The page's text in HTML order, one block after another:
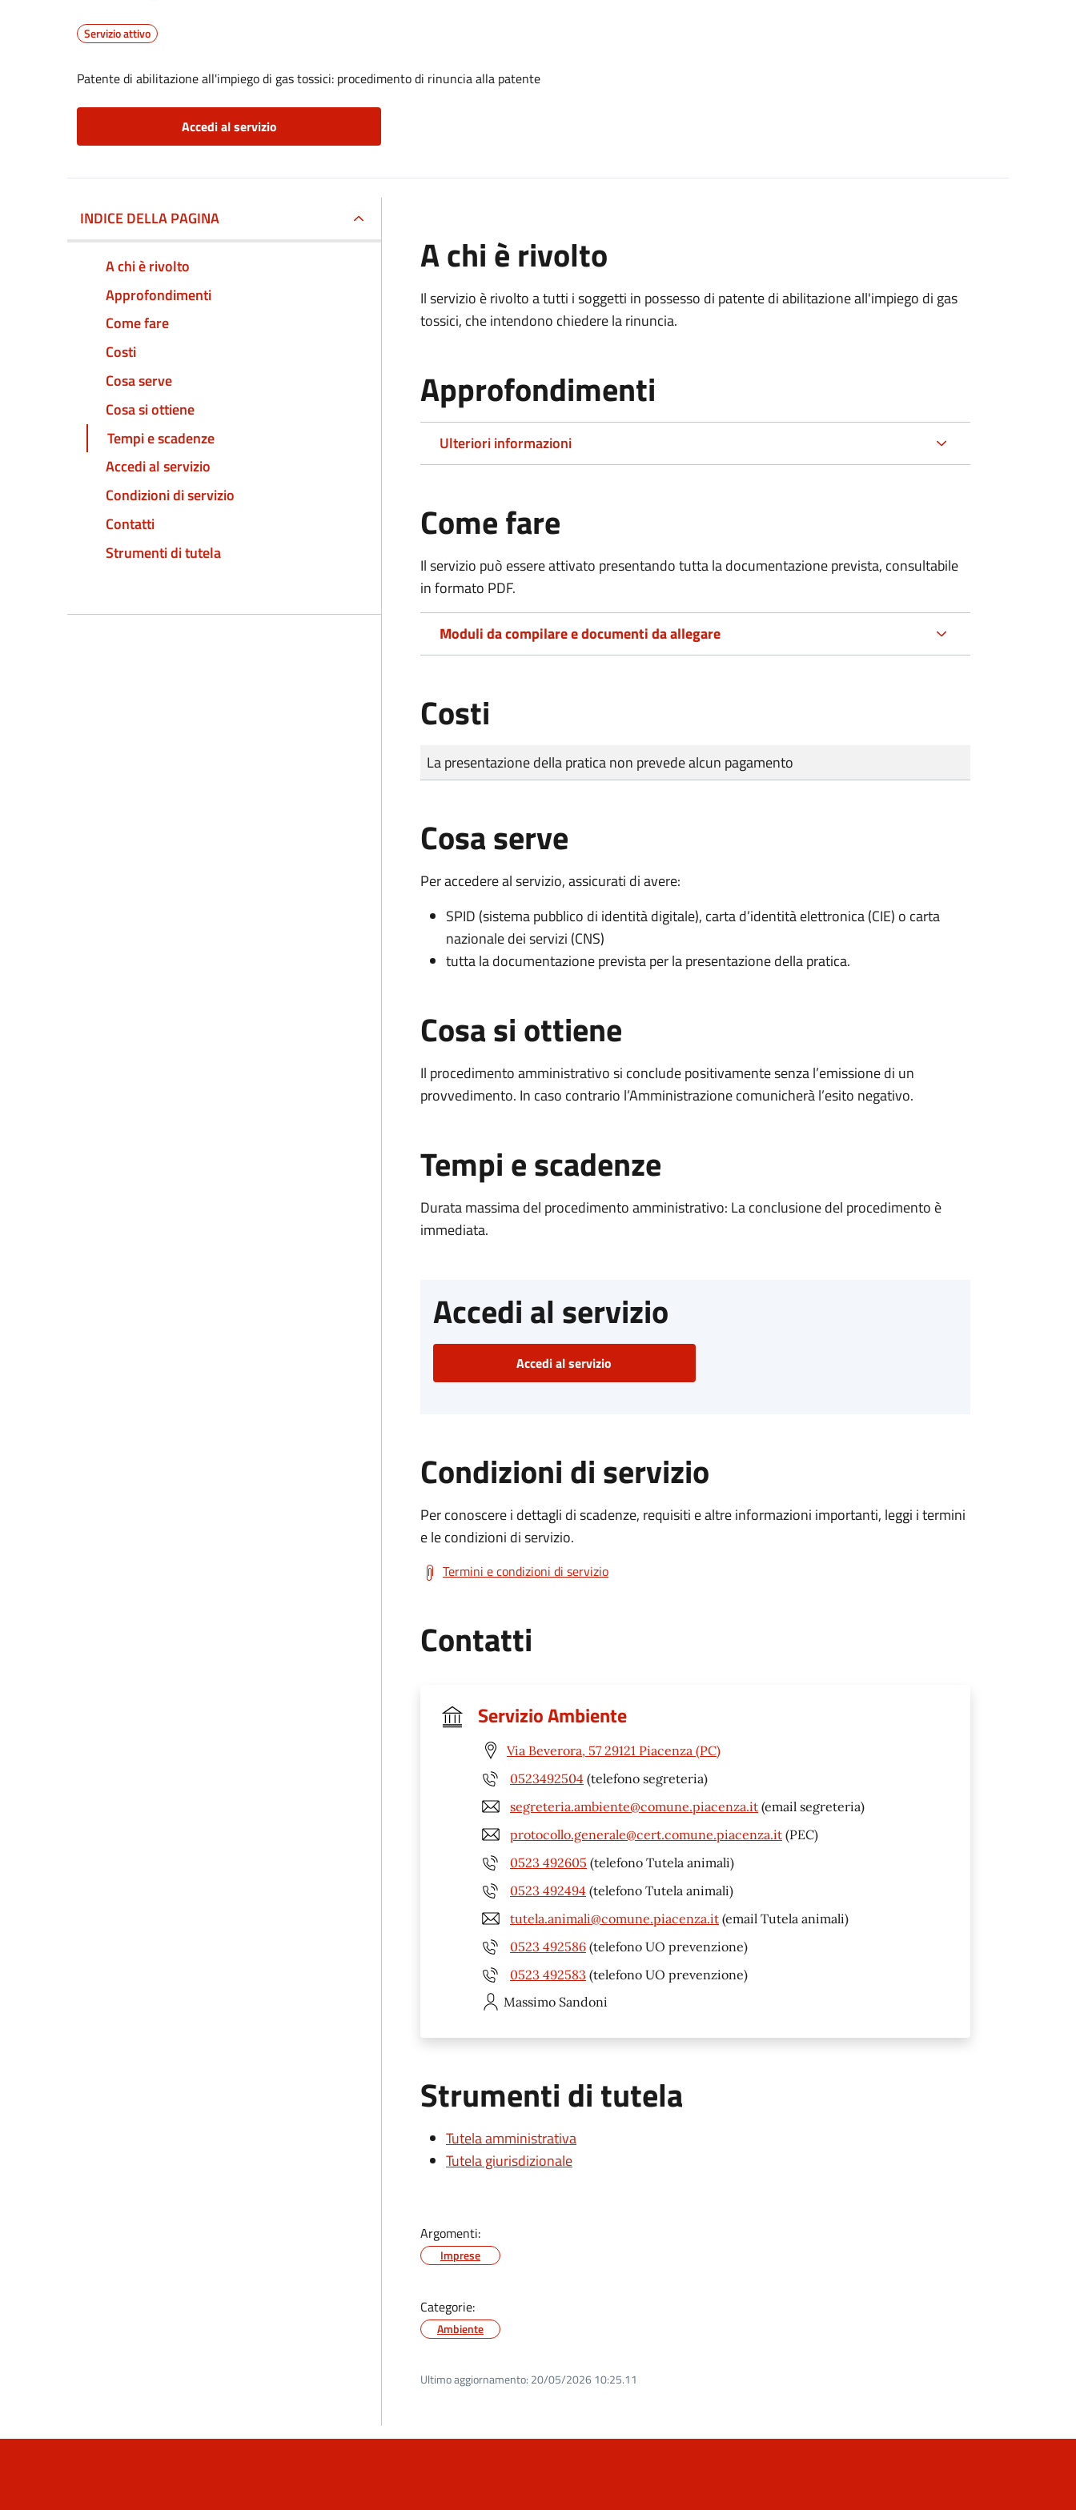
Servizio attivo
Patente di abilitazione all'impiego di gas tossici: procedimento di rinuncia alla patente
Accedi al servizio
INDICE DELLA PAGINA
A chi è rivolto
Approfondimenti
Come fare
Costi
Cosa serve
Cosa si ottiene
Tempi e scadenze
Accedi al servizio
Condizioni di servizio
Contatti
Strumenti di tutela
A chi è rivolto
Il servizio è rivolto a tutti i soggetti in possesso di patente di abilitazione all'impiego di gas
tossici, che intendono chiedere la rinuncia.
Approfondimenti
Ulteriori informazioni
Come fare
Il servizio può essere attivato presentando tutta la documentazione prevista, consultabile
in formato PDF.
Moduli da compilare e documenti da allegare
Costi
Tipo di pagamento
Importo
La presentazione della pratica non prevede alcun pagamento
Cosa serve
Per accedere al servizio, assicurati di avere:
SPID (sistema pubblico di identità digitale), carta d’identità elettronica (CIE) o carta
nazionale dei servizi (CNS)
tutta la documentazione prevista per la presentazione della pratica.
Cosa si ottiene
Il procedimento amministrativo si conclude positivamente senza l’emissione di un
provvedimento. In caso contrario l’Amministrazione comunicherà l’esito negativo.
Tempi e scadenze
Durata massima del procedimento amministrativo: La conclusione del procedimento è
immediata.
Accedi al servizio
Accedi al servizio
Condizioni di servizio
Per conoscere i dettagli di scadenze, requisiti e altre informazioni importanti, leggi i termini
e le condizioni di servizio.
Termini e condizioni di servizio
Contatti
Servizio Ambiente
Via Beverora, 57 29121 Piacenza (PC)
0523492504 (telefono segreteria)
segreteria.ambiente@comune.piacenza.it (email segreteria)
protocollo.generale@cert.comune.piacenza.it (PEC)
0523 492605 (telefono Tutela animali)
0523 492494 (telefono Tutela animali)
tutela.animali@comune.piacenza.it (email Tutela animali)
0523 492586 (telefono UO prevenzione)
0523 492583 (telefono UO prevenzione)
Massimo Sandoni
Strumenti di tutela
Tutela amministrativa
Tutela giurisdizionale
Argomenti:
Imprese
Categorie:
Ambiente
Ultimo aggiornamento: 20/05/2026 10:25.11